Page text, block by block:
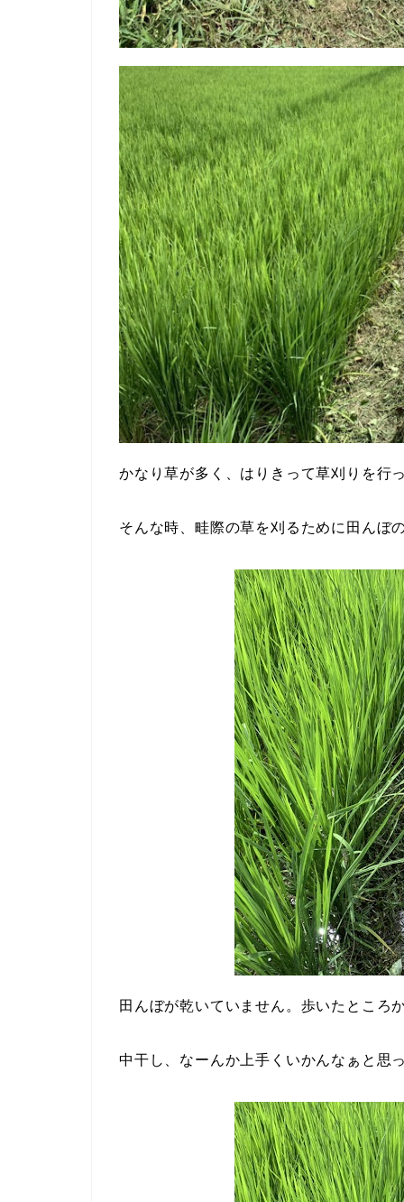
かなり草が多く、はりきって草刈りを行
そんな時、畦際の草を刈るために田んぼ
田んぼが乾いていません。歩いたところ
中干し、なーんか上手くいかんなぁと思